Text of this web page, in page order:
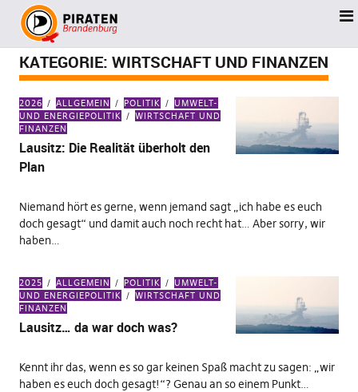
KATEGORIE: WIRTSCHAFT UND FINANZEN
2026 ALLGEMEIN POLITIK
UMWELT-
UND ENERGIEPOLITIK
WIRTSCHAFT UND
FINANZEN
Lausitz: Die Realität überholt den
Plan
Niemand hört es gerne, wenn jemand sagt „ich habe es euch
doch gesagt“ und damit auch noch recht hat… Aber sorry, wir
haben…
2025 ALLGEMEIN POLITIK
UMWELT-
UND ENERGIEPOLITIK
WIRTSCHAFT UND
FINANZEN
Lausitz… da war doch was?
Kennt ihr das, wenn es so gar keinen Spaß macht zu sagen: „wir
haben es euch doch gesagt!“? Genau an so einem Punkt…